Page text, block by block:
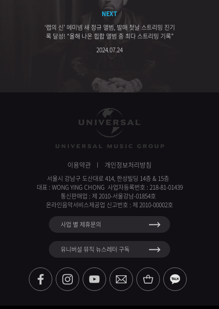
NEXT
‘랩의 신’ 에미넴 새 정규 앨범, 발매 첫날 스트리밍 진기
록 달성! “올해 나온 힙합 앨범 중 최다 스트리밍 기록”
2024.07.24
이용약관 개인정보처리방침
서울시 강남구 도산대로 414, 한성빌딩 14층 & 15층
대표 : WONG YING CHONG 사업자등록번호 : 218-81-01439
통신판매업 : 제 2010-서울강남-01854호
온라인음악서비스제공업 신고번호 : 제 2010-00002호
사업 별 제휴문의
유니버설 뮤직 뉴스레터 구독